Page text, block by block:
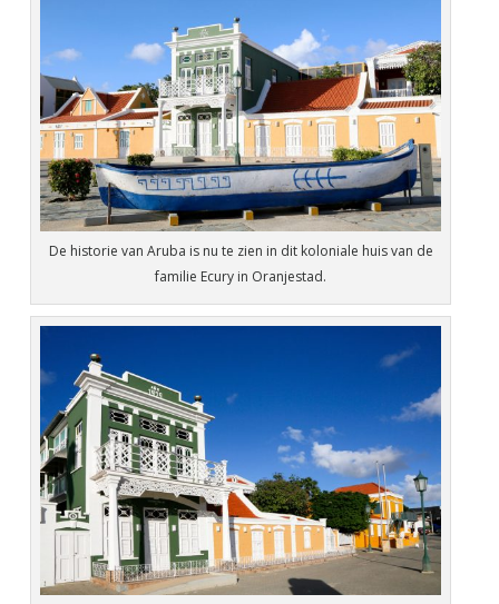
De historie van Aruba is nu te zien in dit koloniale huis van de
familie Ecury in Oranjestad.